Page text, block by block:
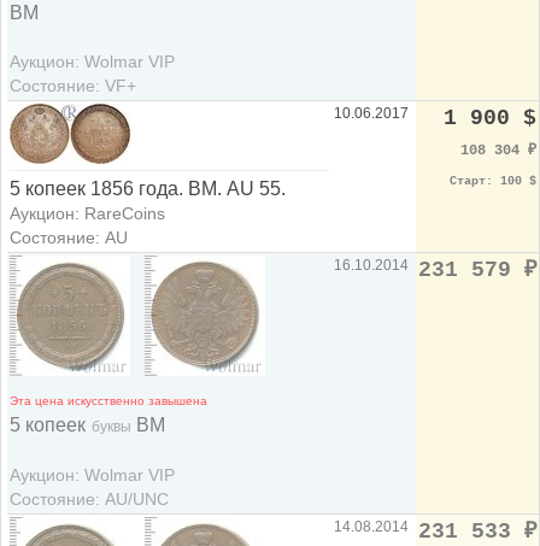
ВМ
Аукцион: Wolmar VIP
Состояние: VF+
5 копеек 1856 года. ВМ. AU 55.
Аукцион: RareCoins
Состояние: AU
10.06.2017 1 900 $
108 304 ₽
Старт: 100 $
Эта цена искусственно завышена
5 копеек буквы ВМ
Аукцион: Wolmar VIP
Состояние: AU/UNC
16.10.2014 231 579 ₽
14.08.2014 231 533 ₽